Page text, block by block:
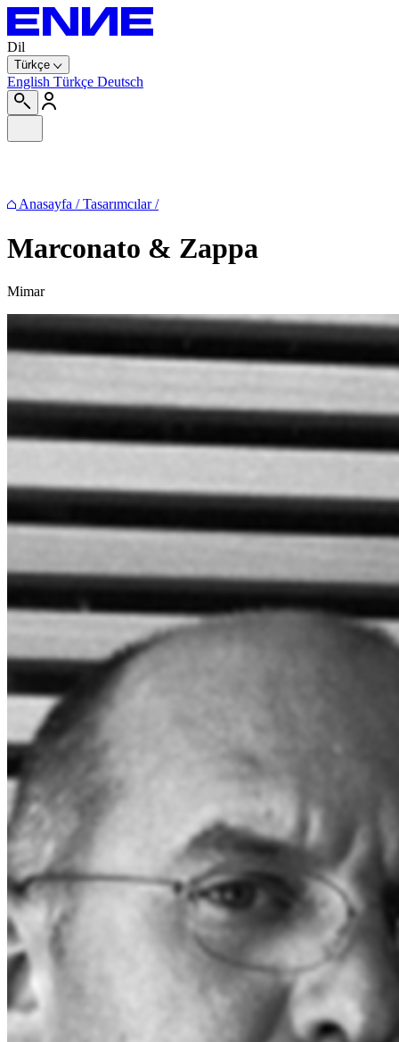
Dil
Türkçe
English Türkçe Deutsch
Anasayfa / Tasarımcılar/
Marconato & Zappa
Mimar